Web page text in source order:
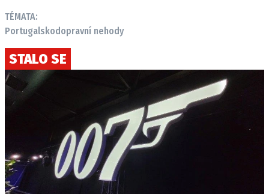
TÉMATA:
Portugalskodopravní nehody
STALO SE